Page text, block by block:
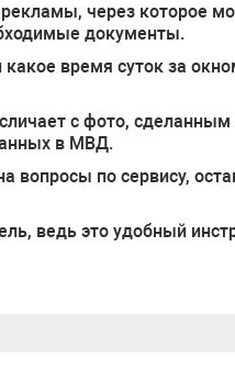
через которое
документы.
время суток за
с фото,
в МВД.
вопросы по сервису,
ведь это удобный